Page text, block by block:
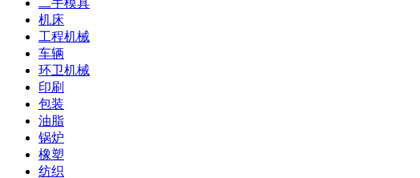
机床
工程机械
车辆
环卫机械
印刷
包装
油脂
锅炉
橡塑
纺织